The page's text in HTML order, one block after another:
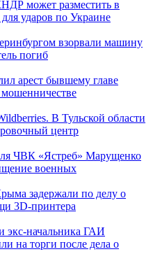
может разместить в
ударов по Украине
взорвали машину
погиб
арест бывшему главе
В Тульской области
центр
ЧВК «Ястреб» Марущенко
военных
задержали по делу о
3D‑принтера
экс-начальника ГАИ
на торги после дела о